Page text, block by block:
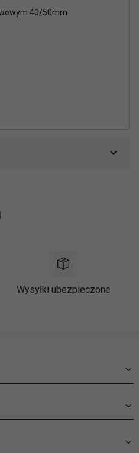
40/50mm
Wysyłki ubezpieczone